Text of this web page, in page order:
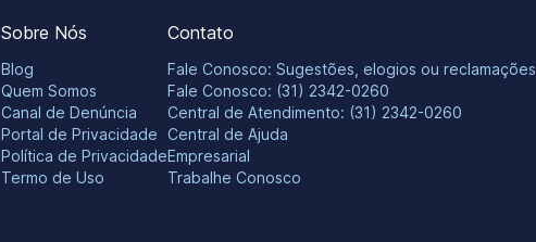
Sobre Nós
Blog
Quem Somos
Canal de Denúncia
Portal de Privacidade
Política de Privacidade
Termo de Uso
Contato
Fale Conosco: Sugestões, elogios ou reclamações
Fale Conosco: (31) 2342-0260
Central de Atendimento: (31) 2342-0260
Central de Ajuda
Empresarial
Trabalhe Conosco